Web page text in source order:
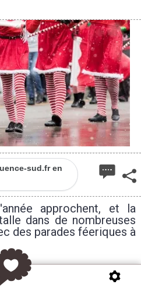
sud.fr en
approchent, et la
dans de nombreuses
des parades féeriques à
annoncé ce